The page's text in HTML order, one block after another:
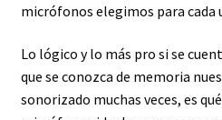
micrófonos elegimos para cada
Lo lógico y lo más pro si se
que se conozca de memoria
sonorizado muchas veces, es